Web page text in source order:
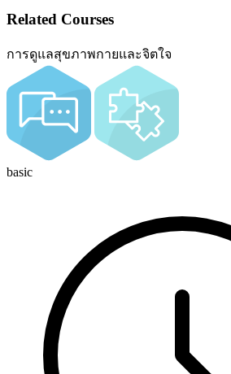
Related Courses
การดูแลสุขภาพกายและจิตใจ
basic